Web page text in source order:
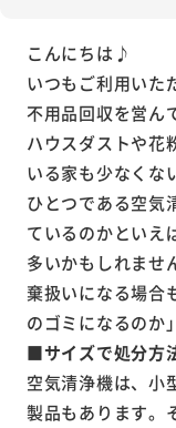
こんにちは♪
いつもご利用いた
不用品回収を営ん
ハウスダストや花
いる家も少なくな
ひとつである空気
ているのかといえ
多いかもしれませ
棄扱いになる場合
のゴミになるのか
■サイズで処分方
空気清浄機は、小
製品もあります。